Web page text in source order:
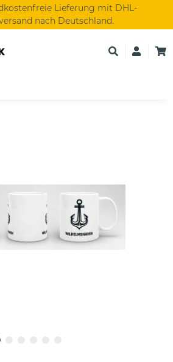
Lieferung mit DHL-
nach Deutschland.